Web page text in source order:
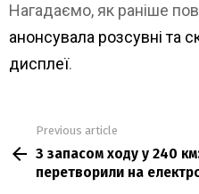
Нагадаємо, як раніше
анонсувала розсувні та
дисплеї.
more
Previous article
З запасом ходу у 240
перетворили на